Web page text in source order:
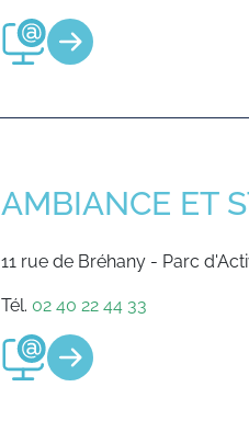
AMBIANCE ET
11 rue de Bréhany - Parc
Tél. 02 40 22 44 33